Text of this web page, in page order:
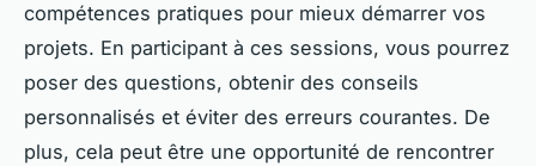
compétences pratiques pour mieux démarrer vos
projets. En participant à ces sessions, vous pourrez
poser des questions, obtenir des conseils
personnalisés et éviter des erreurs courantes. De
plus, cela peut être une opportunité de rencontrer